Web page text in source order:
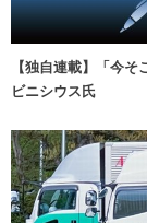
【独自連載】「今
ビニシウス氏